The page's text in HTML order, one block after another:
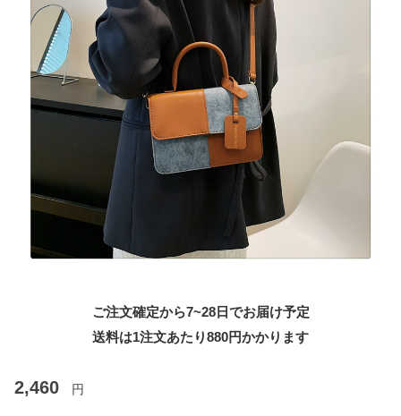
ご注文確定から7~28日でお届け予定
送料は1注文あたり880円かかります
2,460 円